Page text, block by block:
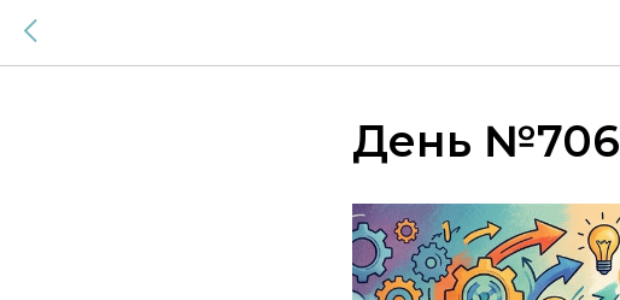
День №706